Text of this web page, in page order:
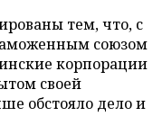
тем, что, с
союзом
корпорации
своей
обстояло дело и